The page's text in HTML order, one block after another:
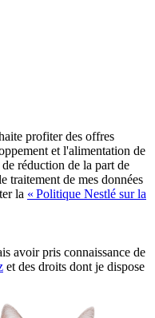
profiter des offres
et l'alimentation de
réduction de la part de
traitement de mes données
la « Politique Nestlé sur la
avoir pris connaissance de
et des droits dont je dispose